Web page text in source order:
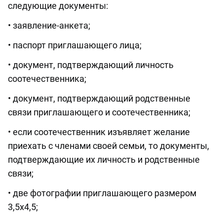
следующие документы:
• заявление-анкета;
• паспорт приглашающего лица;
• документ, подтверждающий личность
соотечественника;
• документ, подтверждающий родственные
связи приглашающего и соотечественника;
• если соотечественник изъявляет желание
приехать с членами своей семьи, то документы,
подтверждающие их личность и родственные
связи;
• две фотографии приглашающего размером
3,5х4,5;